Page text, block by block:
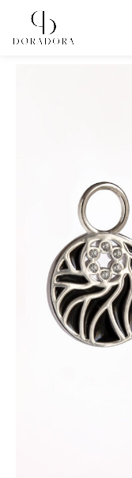
Avaleht
LUCKY METAL BLACK